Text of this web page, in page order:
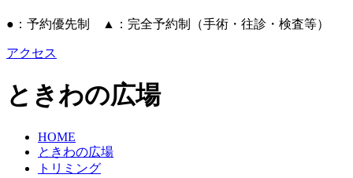
●：予約優先制 ▲：完全予約制（手術・往診・検査等）
アクセス
ときわの広場
HOME
ときわの広場
トリミング